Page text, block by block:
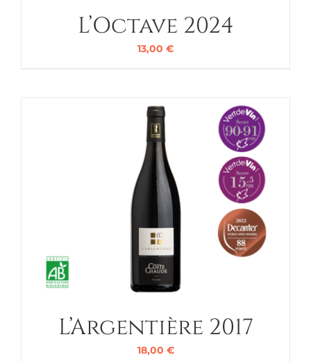
L’Octave 2024
13,00 €
L’Argentière 2017
18,00 €